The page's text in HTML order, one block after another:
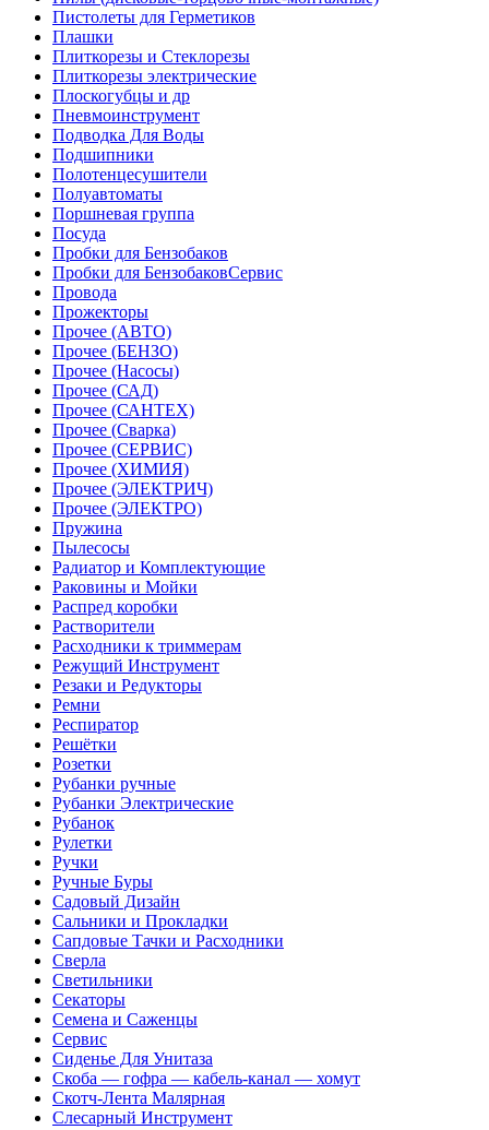
Пистолеты для Герметиков
Плашки
Плиткорезы и Стеклорезы
Плиткорезы электрические
Плоскогубцы и др
Пневмоинструмент
Подводка Для Воды
Подшипники
Полотенцесушители
Полуавтоматы
Поршневая группа
Посуда
Пробки для Бензобаков
Пробки для БензобаковСервис
Провода
Прожекторы
Прочее (АВТО)
Прочее (БЕНЗО)
Прочее (Насосы)
Прочее (САД)
Прочее (САНТЕХ)
Прочее (Сварка)
Прочее (СЕРВИС)
Прочее (ХИМИЯ)
Прочее (ЭЛЕКТРИЧ)
Прочее (ЭЛЕКТРО)
Пружина
Пылесосы
Радиатор и Комплектующие
Раковины и Мойки
Распред коробки
Растворители
Расходники к триммерам
Режущий Инструмент
Резаки и Редукторы
Ремни
Респиратор
Решётки
Розетки
Рубанки ручные
Рубанки Электрические
Рубанок
Рулетки
Ручки
Ручные Буры
Садовый Дизайн
Сальники и Прокладки
Сапдовые Тачки и Расходники
Сверла
Светильники
Секаторы
Семена и Саженцы
Сервис
Сиденье Для Унитаза
Скоба — гофра — кабель-канал — хомут
Скотч-Лента Малярная
Слесарный Инструмент